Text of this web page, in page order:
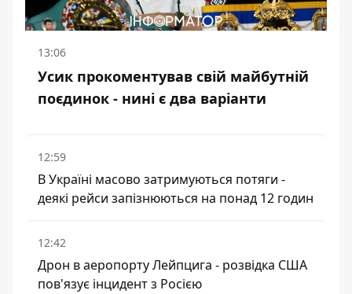
13:06
Усик прокоментував свій майбутній
поєдинок - нині є два варіанти
12:59
В Україні масово затримуються потяги -
деякі рейси запізнюються на понад 12 годин
12:42
Дрон в аеропорту Лейпцига - розвідка США
пов'язує інцидент з Росією